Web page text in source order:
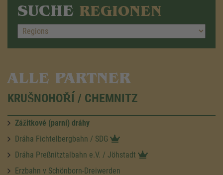
SUCHE REGIONEN
ALLE PARTNER
KRUŠNOHOŘÍ / CHEMNITZ
Zážitkové (parní) dráhy
Dráha Fichtelbergbahn / SDG
Dráha Preßnitztalbahn e.V. / Jöhstadt
Erzbahn v Schönborn-Dreiwerden